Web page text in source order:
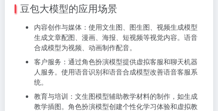
豆包大模型的应用场景
内容创作与媒体： 使用文生图、图生图、视频生成模型
生成文章配图、漫画、海报、短视频等视觉内容。 语音
合成模型为视频、动画制作配音。
客户服务： 通过角色扮演模型提供虚拟客服和聊天机器
人服务。 使用语音识别和语音合成模型改善语音客服系
统。
教育与培训： 文生图模型辅助教学材料的制作，如生成
教学插图。 角色扮演模型创建个性化学习体验和虚拟教